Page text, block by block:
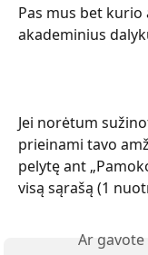
Pas mus bet kurio
akademinius
Jei norėtum
prieinami tavo
pelytę ant
visą sąrašą (1
Ar gavote